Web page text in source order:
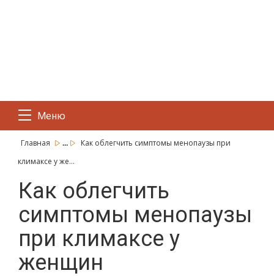
Меню
Главная ...
Как облегчить симптомы менопаузы при
климаксе у же...
Как облегчить
симптомы менопаузы
при климаксе у
женщин